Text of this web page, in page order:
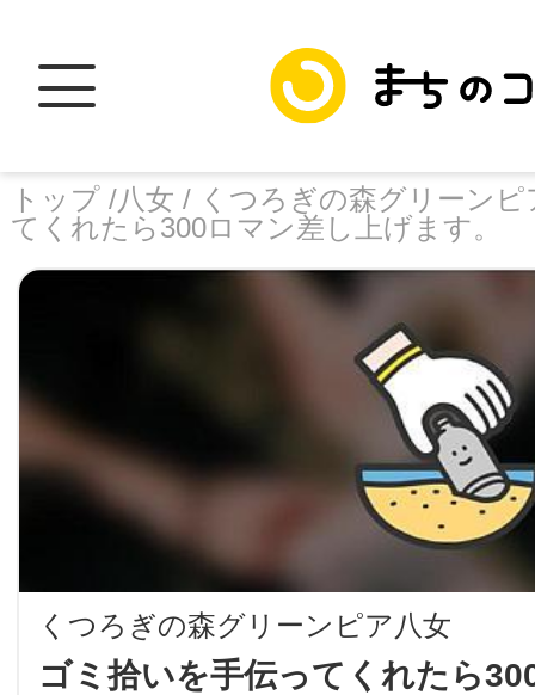
トップ /八女 / くつろぎの森グリーン
てくれたら300ロマン差し上げます。
くつろぎの森グリーンピア八女
ゴミ拾いを手伝ってくれたら
facebook
LINE
トップ
加盟スポットに
地域に導入を